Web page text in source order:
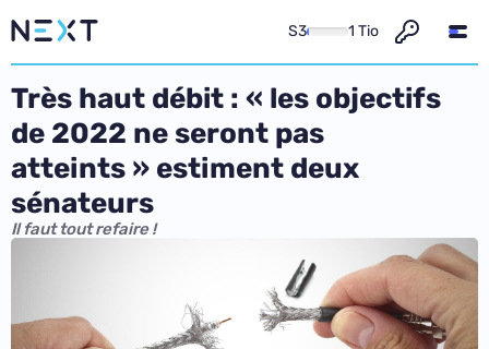
S3 1 Tio
Très haut débit : « les objectifs
de 2022 ne seront pas
atteints » estiment deux
sénateurs
Il faut tout refaire !